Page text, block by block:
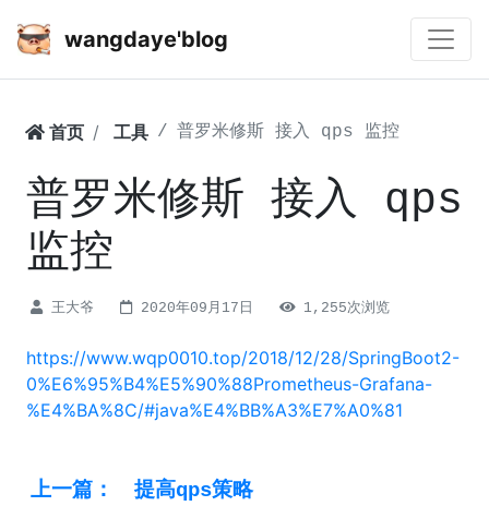
wangdaye'blog
首页 工具 普罗米修斯 接入 qps 监控
普罗米修斯 接入 qps
监控
王大爷 2020年09月17日 1,255次浏览
https://www.wqp0010.top/2018/12/28/SpringBoot2-
0%E6%95%B4%E5%90%88Prometheus-Grafana-
%E4%BA%8C/#java%E4%BB%A3%E7%A0%81
上一篇：
提高qps策略